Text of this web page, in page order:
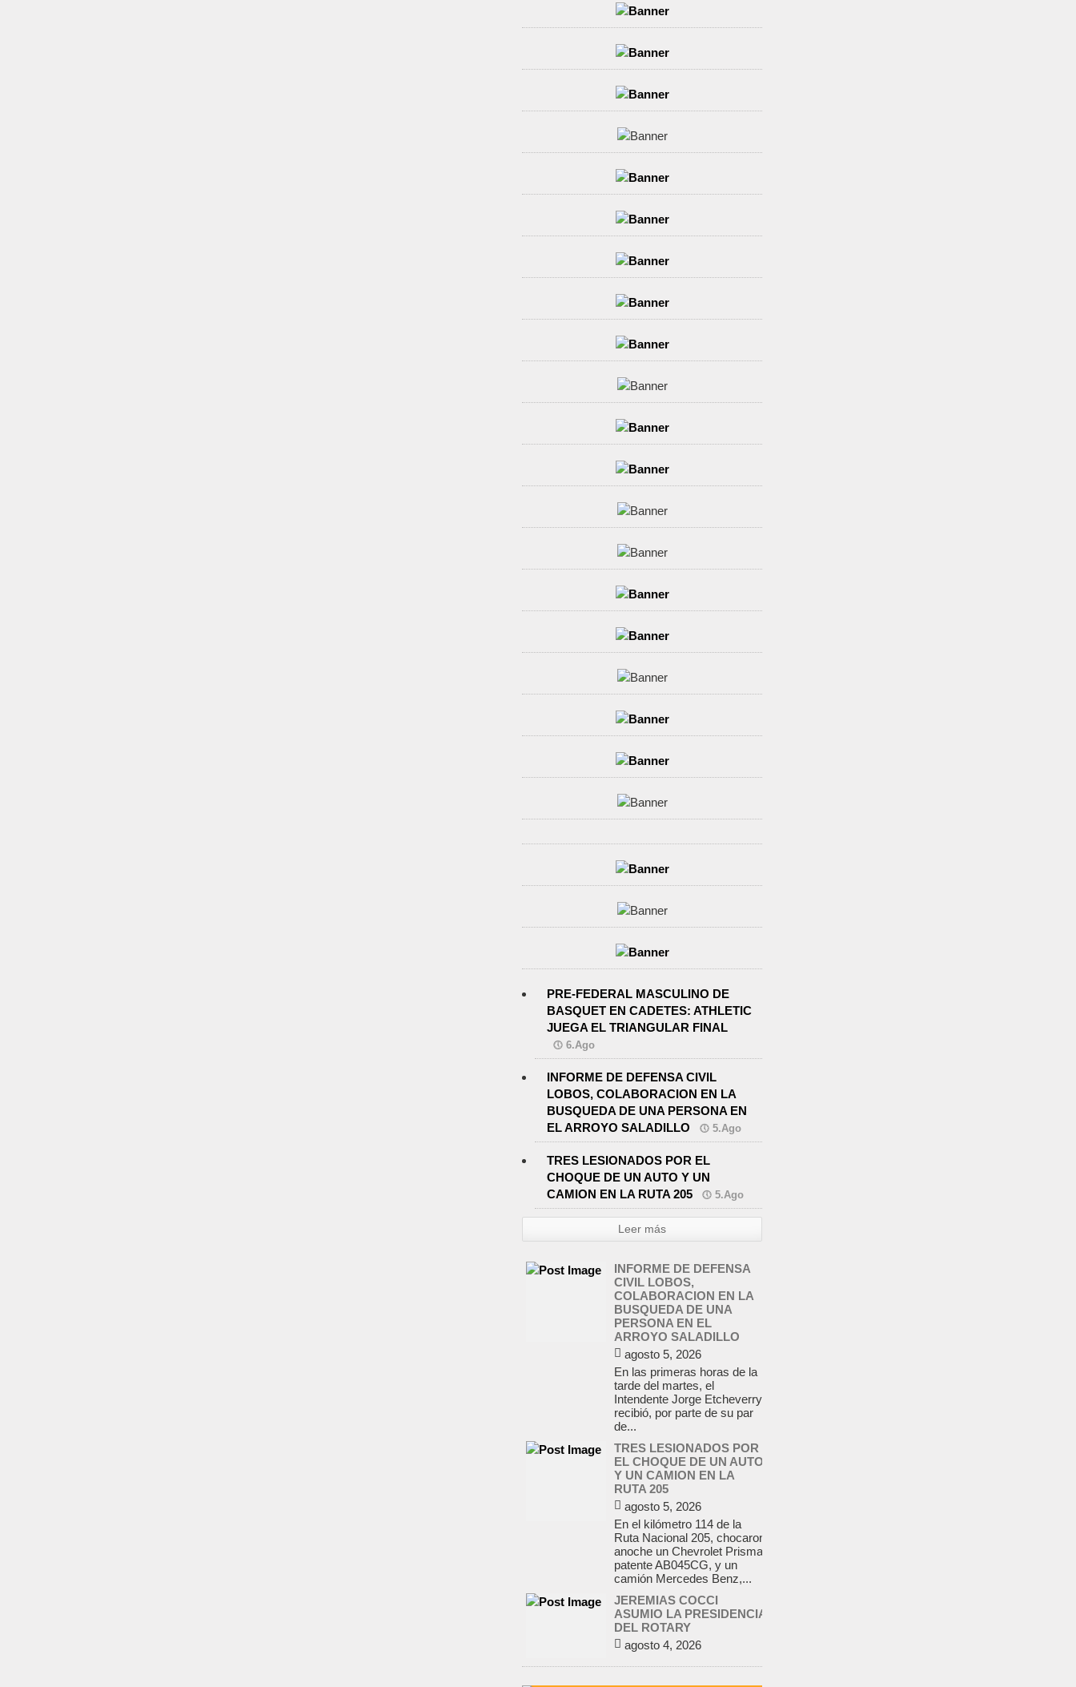
PRE-FEDERAL MASCULINO DE
BASQUET EN CADETES: ATHLETIC
JUEGA EL TRIANGULAR FINAL
6.Ago
INFORME DE DEFENSA CIVIL
LOBOS, COLABORACION EN LA
BUSQUEDA DE UNA PERSONA EN
EL ARROYO SALADILLO
5.Ago
TRES LESIONADOS POR EL
CHOQUE DE UN AUTO Y UN
CAMION EN LA RUTA 205
5.Ago
Leer más
INFORME DE DEFENSA
CIVIL LOBOS,
COLABORACION EN LA
BUSQUEDA DE UNA
PERSONA EN EL
ARROYO SALADILLO
agosto 5, 2026
En las primeras horas de la
tarde del martes, el
Intendente Jorge Etcheverry
recibió, por parte de su par
de...
TRES LESIONADOS POR
EL CHOQUE DE UN AUTO
Y UN CAMION EN LA
RUTA 205
agosto 5, 2026
En el kilómetro 114 de la
Ruta Nacional 205, chocaron
anoche un Chevrolet Prisma,
patente AB045CG, y un
camión Mercedes Benz,...
JEREMIAS COCCI
ASUMIO LA PRESIDENCIA
DEL ROTARY
agosto 4, 2026